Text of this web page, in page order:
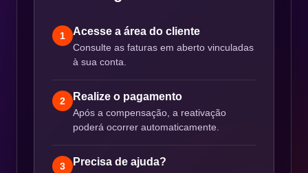
1 Acesse a área do cliente
Consulte as faturas em aberto vinculadas
à sua conta.
2 Realize o pagamento
Após a compensação, a reativação
poderá ocorrer automaticamente.
3 Precisa de ajuda?